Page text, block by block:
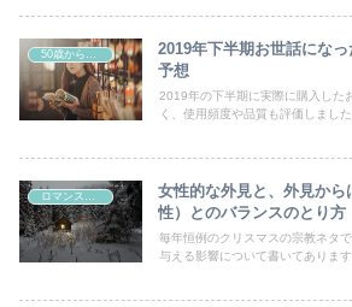
50歳からの曲線系おしゃれ
2019年下半期お世話にな
予想
2019年の下半期に実際に購入した
く、使用頻度や品質も評価しました
ロマンスタイプ
女性的な外見と、外見か
性）とのバランスのとり方
毎年恒例のクリスマスの宗教ネタ
与える影響について書いてあります